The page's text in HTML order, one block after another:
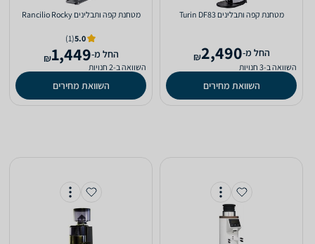
מטחנת ‏קפה ותבלינים Turin DF83
‫החל מ-2,490
₪
השוואה ב-3 חנויות
השוואת מחירים
מטחנת ‏קפה ותבלינים Rancilio Rocky
5.0
(1)
‫החל מ-1,449
₪
השוואה ב-2 חנויות
השוואת מחירים